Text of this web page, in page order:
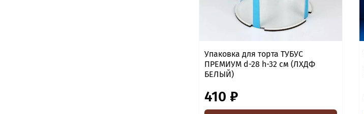
Упаковка для торта ТУБУС
ПРЕМИУМ d-28 h-32 см (ЛХДФ
БЕЛЫЙ)
410 ₽